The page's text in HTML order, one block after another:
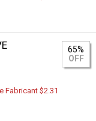
65%
OFF
Fabricant $2.31